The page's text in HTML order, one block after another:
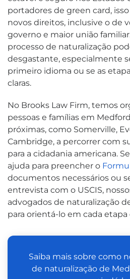
portadores de green card,
novos direitos, inclusive o de
governo e maior união
processo de naturalização
desgastante, especialmente
primeiro idioma ou se as
claras.
No Brooks Law Firm, temos
pessoas e famílias em
próximas, como Somerville,
Cambridge, a percorrer com
para a cidadania americana.
ajuda para preencher o
documentos necessários ou
entrevista com o USCIS,
advogados de naturalização
para orientá-lo em cada etapa
Saiba mais sobre como
de naturalização de